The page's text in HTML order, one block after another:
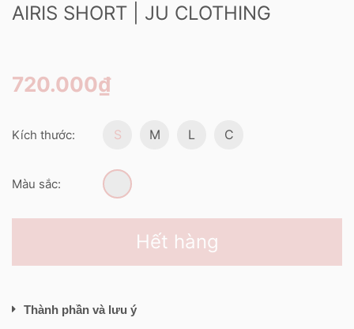
AIRIS SHORT | JU CLOTHING
720.000₫
Kích thước: S M L C
Màu sắc:
Hết hàng
Thành phần và lưu ý